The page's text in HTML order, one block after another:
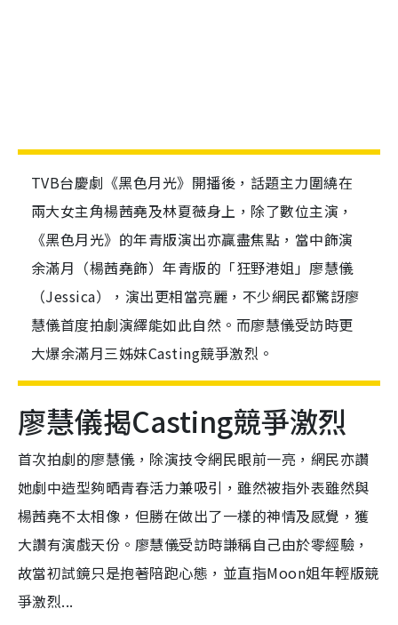
TVB台慶劇《黑色月光》開播後，話題主力圍繞在
兩大女主角楊茜堯及林夏薇身上，除了數位主演，
《黑色月光》的年青版演出亦贏盡焦點，當中飾演
余滿月（楊茜堯飾）年青版的「狂野港姐」廖慧儀
（Jessica），演出更相當亮麗，不少網民都驚訝廖
慧儀首度拍劇演繹能如此自然。而廖慧儀受訪時更
大爆余滿月三姊妹Casting競爭激烈。
廖慧儀揭Casting競爭激烈
首次拍劇的廖慧儀，除演技令網民眼前一亮，網民亦讚
她劇中造型夠晒青春活力兼吸引，雖然被指外表雖然與
楊茜堯不太相像，但勝在做出了一樣的神情及感覺，獲
大讚有演戲天份。廖慧儀受訪時謙稱自己由於零經驗，
故當初試鏡只是抱著陪跑心態，並直指Moon姐年輕版競
爭激烈...